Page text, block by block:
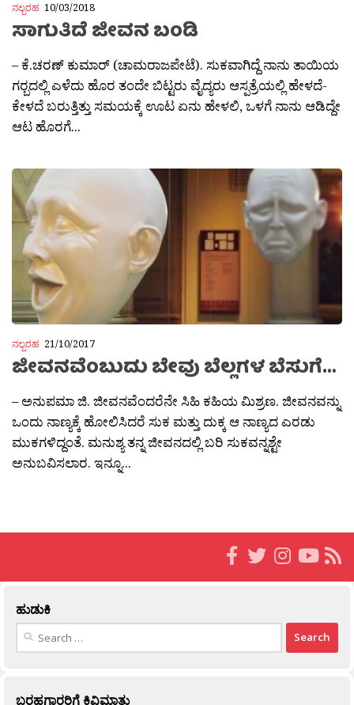
ನಲ್ಬರಹ 10/03/2018
ಸಾಗುತಿದೆ ಜೀವನ ಬಂಡಿ
– ಕೆ.ಚರಣ್ ಕುಮಾರ್ (ಚಾಮರಾಜಪೇಟೆ). ಸುಕವಾಗಿದ್ದೆ ನಾನು ತಾಯಿಯ
ಗರ‍್ಬದಲ್ಲಿ ಎಳೆದು ಹೊರ ತಂದೇ ಬಿಟ್ಟರು ವೈದ್ಯರು ಆಸ್ಪತ್ರೆಯಲ್ಲಿ ಹೇಳದೆ-
ಕೇಳದೆ ಬರುತ್ತಿತ್ತು ಸಮಯಕ್ಕೆ ಊಟ ಏನು ಹೇಳಲಿ, ಒಳಗೆ ನಾನು ಆಡಿದ್ದೇ
ಆಟ ಹೊರಗೆ...
ನಲ್ಬರಹ 21/10/2017
ಜೀವನವೆಂಬುದು ಬೇವು ಬೆಲ್ಲಗಳ ಬೆಸುಗೆ…
– ಅನುಪಮಾ ಜಿ. ಜೀವನವೆಂದರೆನೇ ಸಿಹಿ ಕಹಿಯ ಮಿಶ್ರಣ. ಜೀವನವನ್ನು
ಒಂದು ನಾಣ್ಯಕ್ಕೆ ಹೋಲಿಸಿದರೆ ಸುಕ ಮತ್ತು ದುಕ್ಕ ಆ ನಾಣ್ಯದ ಎರಡು
ಮುಕಗಳಿದ್ದಂತೆ. ಮನುಶ್ಯ ತನ್ನ ಜೀವನದಲ್ಲಿ ಬರಿ ಸುಕವನ್ನಶ್ಟೇ
ಅನುಬವಿಸಲಾರ. ಇನ್ನೂ...
ಹುಡುಕಿ
Search
ಬರಹಗಾರರಿಗೆ ಕಿವಿಮಾತು